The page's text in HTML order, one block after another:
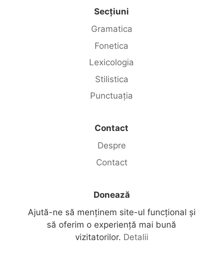
Secțiuni
Gramatica
Fonetica
Lexicologia
Stilistica
Punctuația
Contact
Despre
Contact
Donează
Ajută-ne să menținem site-ul funcțional și
să oferim o experiență mai bună
vizitatorilor. Detalii